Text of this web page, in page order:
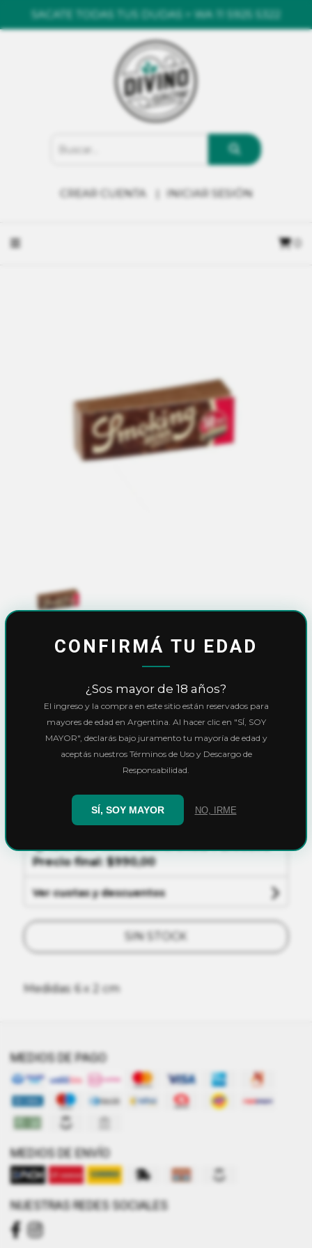
SACATE TODAS TUS DUDAS > WA 11 5925 5322
CREAR CUENTA INICIAR SESIÓN
Filtros - tips - tuqueras
Tips fitros Smoking brown medium
Tips fitros Smoking
brown medium
$1.100,00
Precio final: $990,00
Ver cuotas y descuentos
SIN STOCK
Medidas: 6 x 2 cm
MEDIOS DE PAGO
MEDIOS DE ENVÍO
NUESTRAS REDES SOCIALES
CONFIRMÁ TU EDAD
¿Sos mayor de 18 años?
El ingreso y la compra en este sitio están reservados para
mayores de edad en Argentina. Al hacer clic en "SÍ, SOY
MAYOR", declarás bajo juramento tu mayoría de edad y
aceptás nuestros Términos de Uso y Descargo de
Responsabilidad.
SÍ, SOY MAYOR NO, IRME